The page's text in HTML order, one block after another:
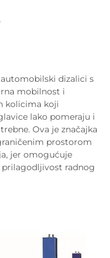
dizalici s
mobilnost i
kolicima koji
lako pomeraju i
Ova je značajka
prostorom
jer omogućuje
radnog